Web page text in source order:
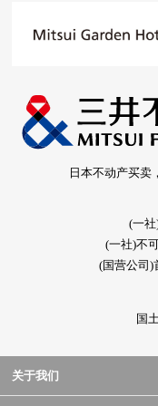
日本不动产买卖
(一
(一社)不
(国营公司)
国
关于我们